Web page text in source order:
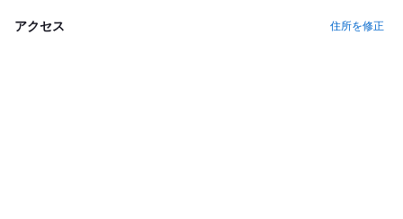
アクセス 住所を修正